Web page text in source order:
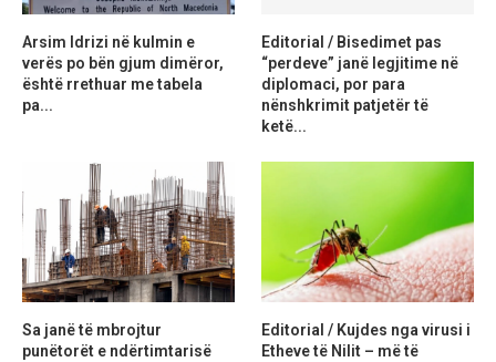
Arsim Idrizi në kulmin e
verës po bën gjum dimëror,
është rrethuar me tabela
pa...
Editorial / Bisedimet pas
“perdeve” janë legjitime në
diplomaci, por para
nënshkrimit patjetër të
ketë...
Sa janë të mbrojtur
punëtorët e ndërtimtarisë
Editorial / Kujdes nga virusi i
Etheve të Nilit – më të